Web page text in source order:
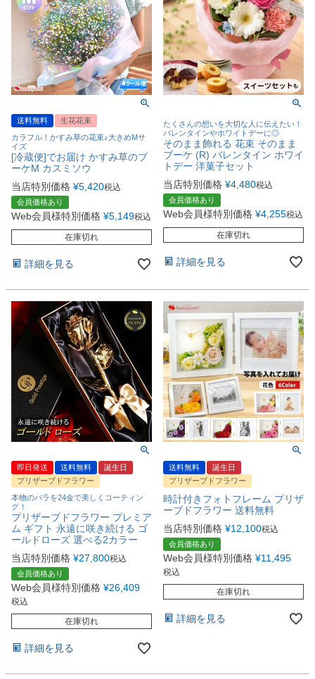
送料無料
生花花束
カラフル！かすみ草の花束♪大きめMサ
イズ
[冷蔵便]でお届け かすみ草のブ
ーケM カスミソウ
当店特別価格 ¥5,420税込
会員価格あり
Web会員様特別価格 ¥5,149税込
在庫切れ
詳細を見る
たくさんの想いを大切な人に伝えたい！
バレンタインやホワイトデーに◎
そのまま飾れる 花束 そのまま
ブーケ (R) バレンタイン ホワイ
トデー 洋菓子セット
当店特別価格 ¥4,480税込
会員価格あり
Web会員様特別価格 ¥4,255税込
在庫切れ
詳細を見る
即日発送 送料無料
誕生日
プリザーブドフラワー
本物のバラを24金で美しくコーティン
グ！
プリザーブドフラワー プレミア
ム ギフト 永遠に咲き続ける ゴ
ールドローズ 選べる2カラー
当店特別価格 ¥27,800税込
会員価格あり
Web会員様特別価格 ¥26,409
税込
在庫切れ
詳細を見る
送料無料
誕生日
プリザーブドフラワー
時計付きフォトフレーム プリザ
ーブドフラワー 送料無料
当店特別価格 ¥12,100税込
会員価格あり
Web会員様特別価格 ¥11,495
税込
在庫切れ
詳細を見る